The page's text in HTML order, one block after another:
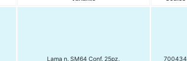
Lama n. SM64 Conf. 25pz. 700434